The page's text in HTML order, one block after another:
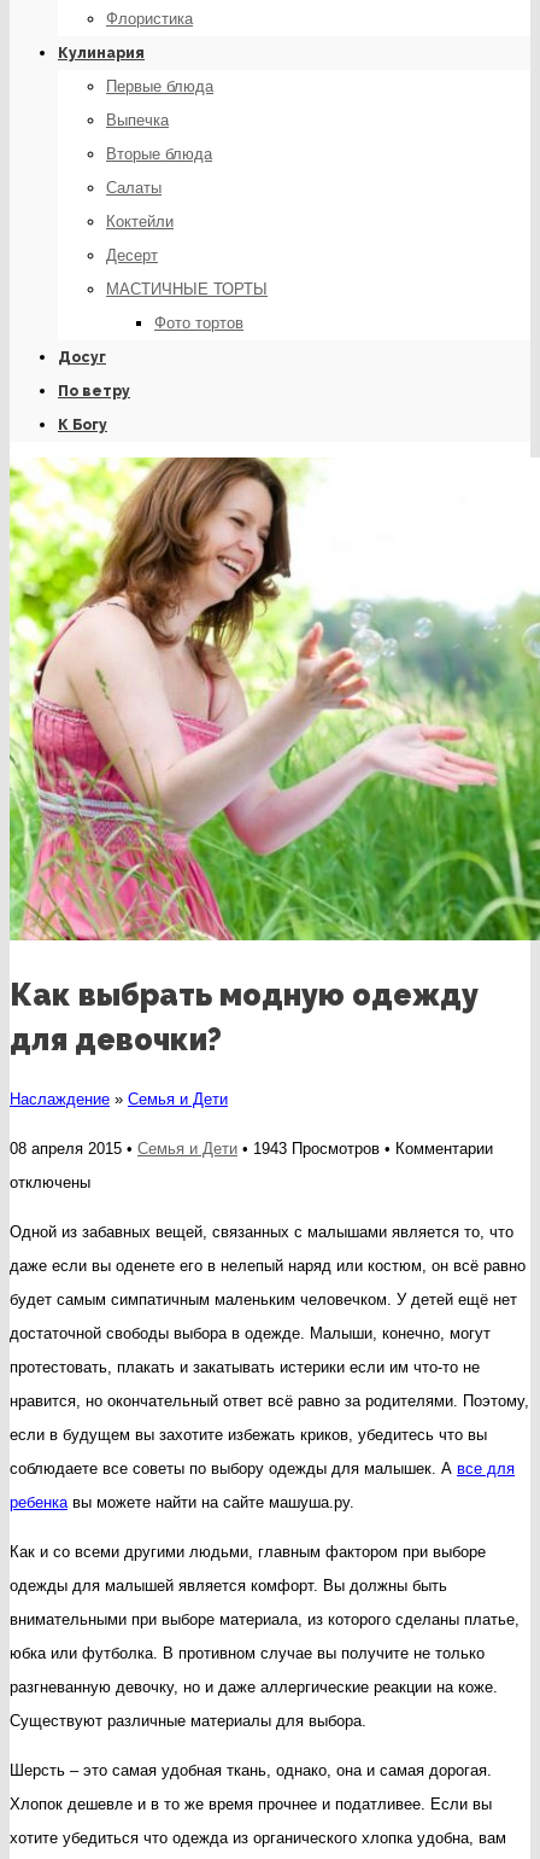
Флористика
Кулинария
Первые блюда
Выпечка
Вторые блюда
Салаты
Коктейли
Десерт
МАСТИЧНЫЕ ТОРТЫ
Фото тортов
Досуг
По ветру
К Богу
Как выбрать модную одежду
для девочки?
Наслаждение » Семья и Дети
08 апреля 2015 • Семья и Дети • 1943 Просмотров • Комментариик
отключены
Одной из забавных вещей, связанных с малышами является то, что
даже если вы оденете его в нелепый наряд или костюм, он всё равно
будет самым симпатичным маленьким человечком. У детей ещё нет
достаточной свободы выбора в одежде. Малыши, конечно, могут
протестовать, плакать и закатывать истерики если им что-то не
нравится, но окончательный ответ всё равно за родителями. Поэтому,
если в будущем вы захотите избежать криков, убедитесь что вы
соблюдаете все советы по выбору одежды для малышек. А все для
ребенка вы можете найти на сайте машуша.ру.
Как и со всеми другими людьми, главным фактором при выборе
одежды для малышей является комфорт. Вы должны быть
внимательными при выборе материала, из которого сделаны платье,
юбка или футболка. В противном случае вы получите не только
разгневанную девочку, но и даже аллергические реакции на коже.
Существуют различные материалы для выбора.
Шерсть – это самая удобная ткань, однако, она и самая дорогая.
Хлопок дешевле и в то же время прочнее и податливее. Если вы
хотите убедиться что одежда из органического хлопка удобна, вам